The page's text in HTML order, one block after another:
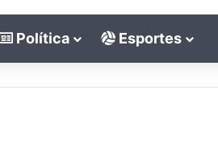
Política Esportes